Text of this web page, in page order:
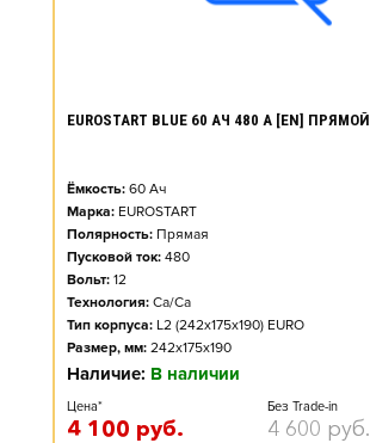
EUROSTART BLUE 60 АЧ 480 А [EN] ПРЯМОЙ
Ёмкость: 60 Ач
Марка: EUROSTART
Полярность: Прямая
Пусковой ток: 480
Вольт: 12
Технология: Ca/Ca
Тип корпуса: L2 (242x175x190) EURO
Размер, мм: 242x175x190
Наличие: В наличии
Цена*
4 100 руб.
Без Trade-in
4 600 руб.